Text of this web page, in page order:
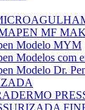
MF
Modelo MYM
Modelos com
Modelo Dr.